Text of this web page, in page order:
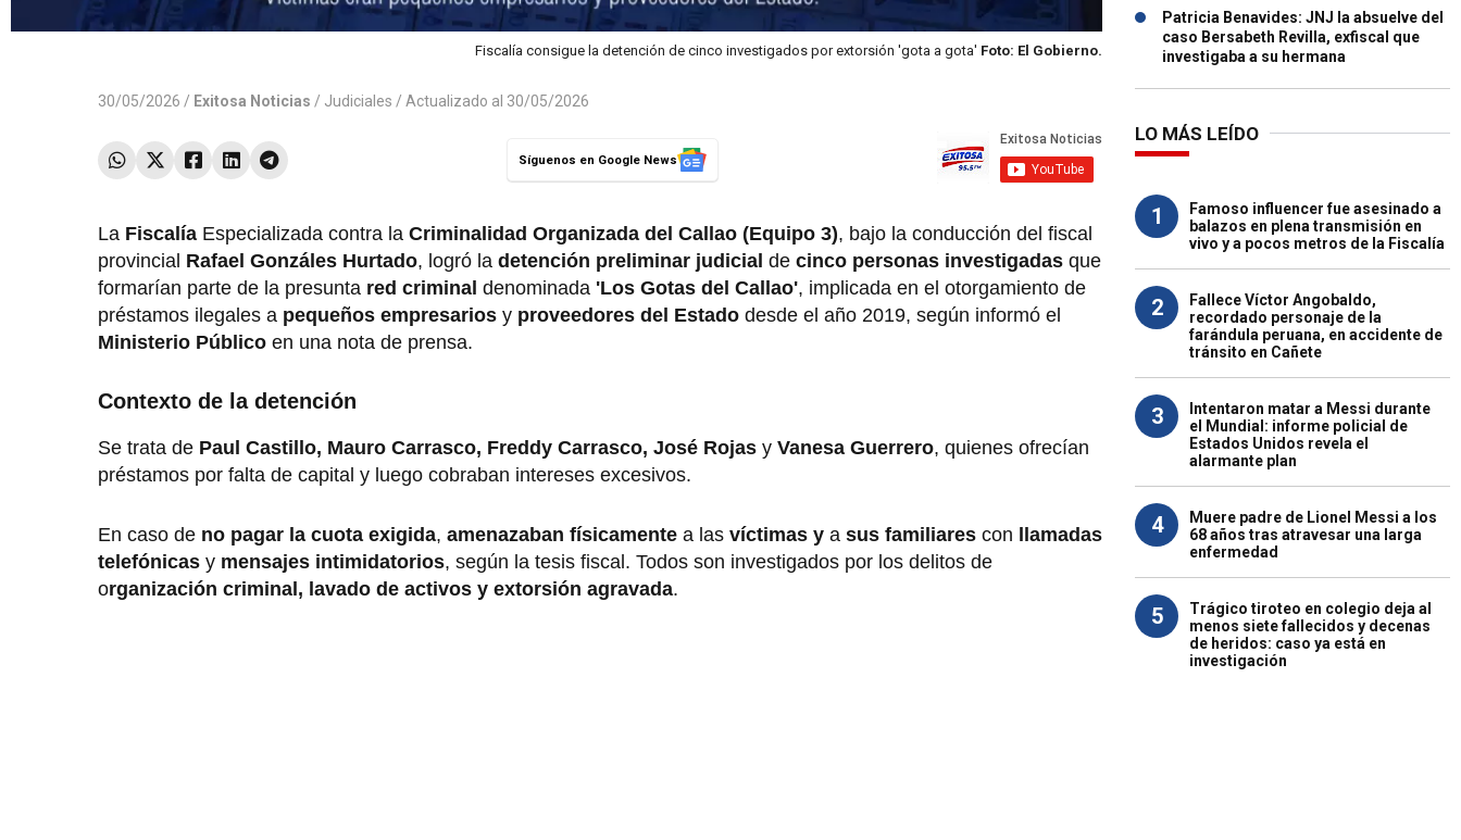
Fiscalía consigue la detención de cinco investigados por extorsión 'gota a gota' Foto: El Gobierno.
30/05/2026 / Exitosa Noticias / Judiciales / Actualizado al 30/05/2026
Síguenos en Google News
La Fiscalía Especializada contra la Criminalidad Organizada del Callao (Equipo 3), bajo la conducción del fiscal
provincial Rafael Gonzáles Hurtado, logró la detención preliminar judicial de cinco personas investigadas que
formarían parte de la presunta red criminal denominada 'Los Gotas del Callao', implicada en el otorgamiento de
préstamos ilegales a pequeños empresarios y proveedores del Estado desde el año 2019, según informó el
Ministerio Público en una nota de prensa.
Contexto de la detención
Se trata de Paul Castillo, Mauro Carrasco, Freddy Carrasco, José Rojas y Vanesa Guerrero, quienes ofrecían
préstamos por falta de capital y luego cobraban intereses excesivos.
En caso de no pagar la cuota exigida, amenazaban físicamente a las víctimas y a sus familiares con
llamadas
telefónicas y mensajes intimidatorios, según la tesis fiscal. Todos son investigados por los delitos de
organización criminal, lavado de activos y extorsión agravada.
Patricia Benavides: JNJ la absuelve del
caso Bersabeth Revilla, exfiscal que
investigaba a su hermana
LO MÁS LEÍDO
1
Famoso influencer fue asesinado a
balazos en plena transmisión en
vivo y a pocos metros de la Fiscalía
2
Fallece Víctor Angobaldo,
recordado personaje de la
farándula peruana, en accidente de
tránsito en Cañete
3
Intentaron matar a Messi durante
el Mundial: informe policial de
Estados Unidos revela el
alarmante plan
4
Muere padre de Lionel Messi a los
68 años tras atravesar una larga
enfermedad
5
Trágico tiroteo en colegio deja al
menos siete fallecidos y decenas
de heridos: caso ya está en
investigación